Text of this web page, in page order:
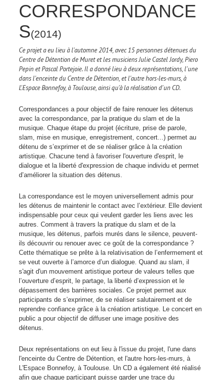
CORRESPONDANCE
S(2014)
Ce projet a eu lieu à l'automne 2014, avec 15 personnes détenues du
Centre de Détention de Muret et les musiciens Julie Castel Jordy, Piero
Pepin et Pascal Portejoie. Il a donné lieu à deux représentations, l'une
dans l'enceinte du Centre de Détention, et l'autre hors-les-murs, à
L'Espace Bonnefoy, à Toulouse, ainsi qu'à la réalisation d'un CD.
Correspondances a pour objectif de faire renouer les détenus
avec la correspondance, par la pratique du slam et de la
musique. Chaque étape du projet (écriture, prise de parole,
slam, mise en musique, enregistrement, concert...) permet au
détenu de s’exprimer et de se réaliser grâce à la création
artistique. Chacune tend à favoriser l'ouverture d'esprit, le
dialogue et la liberté d'expression de chaque individu et permet
d’améliorer la situation des détenus.
La correspondance est le moyen universellement admis pour
les détenus de maintenir le contact avec l’extérieur. Elle devient
indispensable pour ceux qui veulent garder les liens avec les
autres. Comment à travers la pratique du slam et de la
musique, les détenus, parfois murés dans le silence, peuvent-
ils découvrir ou renouer avec ce goût de la correspondance ?
Cette thématique se prête à la relativisation de l’enfermement et
se veut ouverte à l’amorce d’un dialogue. Quand au slam, il
s'agit d'un mouvement artistique porteur de valeurs telles que
l’ouverture d’esprit, le partage, la liberté d’expression et le
dépassement des barrières sociales. Ce projet permet aux
participants de s’exprimer, de se réaliser salutairement et de
reprendre confiance grâce à la création artistique. Le concert en
public a pour objectif de diffuser une image positive des
détenus.
Deux représentations on eut lieu à l'issue du projet, l'une dans
l'enceinte du Centre de Détention, et l'autre hors-les-murs, à
L'Espace Bonnefoy, à Toulouse. Un CD a également été réalisé
afin que chaque participant puisse garder une trace du